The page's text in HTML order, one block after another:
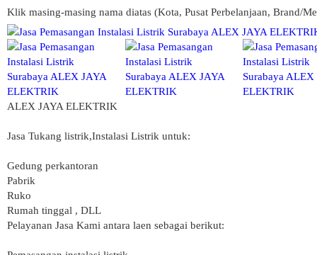
Klik masing-masing nama diatas (Kota, Pusat Perbelanjaan, Brand/
ALEX JAYA ELEKTRIK
Jasa Tukang listrik,Instalasi Listrik untuk:
Gedung perkantoran
Pabrik
Ruko
Rumah tinggal , DLL
Pelayanan Jasa Kami antara laen sebagai berikut: